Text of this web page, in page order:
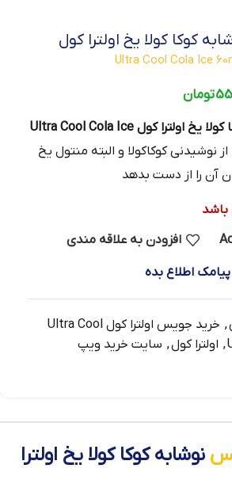
کوکا کولا یخ اولترا کول
Ultra Cool Cola Ice
تومان
جویس نوشابه کوکا کولا یخ اولترا کول Ultra Cool Cola Ice
نوشیدنی کوکاکولا و البته منتول یخ
آن را از دست بدهد
باشد
افزودن به علاقه مندی
اطلاع بده
, خرید جویس اولترا کول Ultra Cool
, اولترا کول, سایت خرید ویپ
نوشابه کوکا کولا یخ اولترا